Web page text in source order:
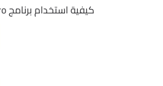
كيفية استخدام برنامج Rebelle Pro باحترافية